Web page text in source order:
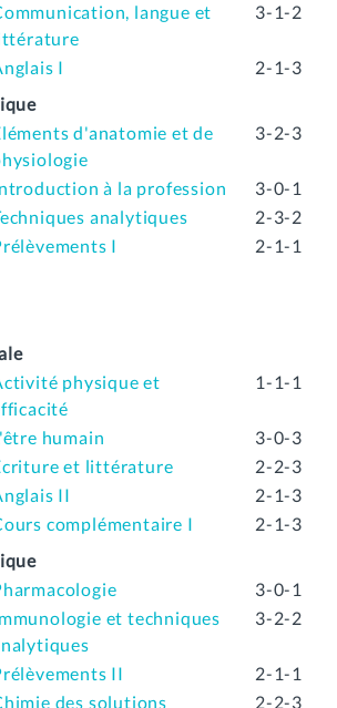
langue et
3-1-2
I
2-1-3
d'anatomie et de
3-2-3
à la profession
3-0-1
analytiques
2-3-2
I 2-1-1
physique et
1-1-1
humain
3-0-3
et littérature
2-2-3
II
2-1-3
complémentaire I
2-1-3
3-0-1
et techniques
3-2-2
II
2-1-1
des solutions 2-2-3